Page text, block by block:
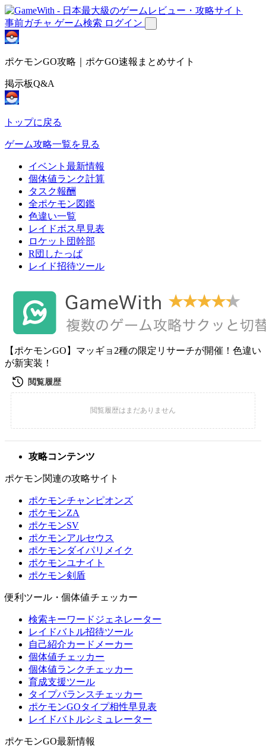
事前ガチャ ゲーム検索 ログイン
ポケモンGO攻略｜ポケGO速報まとめサイト
掲示板Q&A
トップに戻る
ゲーム攻略一覧を見る
イベント最新情報
個体値ランク計算
タスク報酬
全ポケモン図鑑
色違い一覧
レイドボス早見表
ロケット団幹部
R団したっぱ
レイド招待ツール
【ポケモンGO】マッギョ2種の限定リサーチが開催！色違い
が新実装！
攻略コンテンツ
ポケモン関連の攻略サイト
ポケモンチャンピオンズ
ポケモンZA
ポケモンSV
ポケモンアルセウス
ポケモンダイパリメイク
ポケモンユナイト
ポケモン剣盾
便利ツール・個体値チェッカー
検索キーワードジェネレーター
レイドバトル招待ツール
自己紹介カードメーカー
個体値チェッカー
個体値ランクチェッカー
育成支援ツール
タイプバランスチェッカー
ポケモンGOタイプ相性早見表
レイドバトルシミュレーター
ポケモンGO最新情報